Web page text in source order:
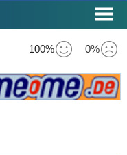
100% 0%